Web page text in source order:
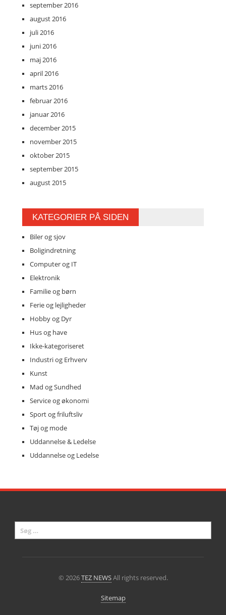
september 2016
august 2016
juli 2016
juni 2016
maj 2016
april 2016
marts 2016
februar 2016
januar 2016
december 2015
november 2015
oktober 2015
september 2015
august 2015
KATEGORIER PÅ SIDEN
Biler og sjov
Boligindretning
Computer og IT
Elektronik
Familie og børn
Ferie og lejligheder
Hobby og Dyr
Hus og have
Ikke-kategoriseret
Industri og Erhverv
Kunst
Mad og Sundhed
Service og økonomi
Sport og friluftsliv
Tøj og mode
Uddannelse & Ledelse
Uddannelse og Ledelse
© 2026TEZ NEWSAll rights reserved.
Sitemap